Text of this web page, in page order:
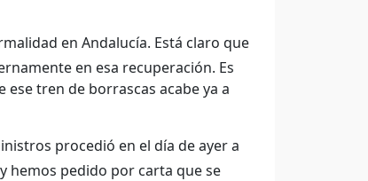
en Andalucía. Está claro que
en esa recuperación. Es
tren de borrascas acabe ya a
procedió en el día de ayer a
hemos pedido por carta que se